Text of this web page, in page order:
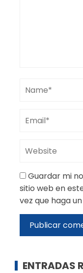
Guardar mi
sitio web en
vez que haga
ENTRADAS